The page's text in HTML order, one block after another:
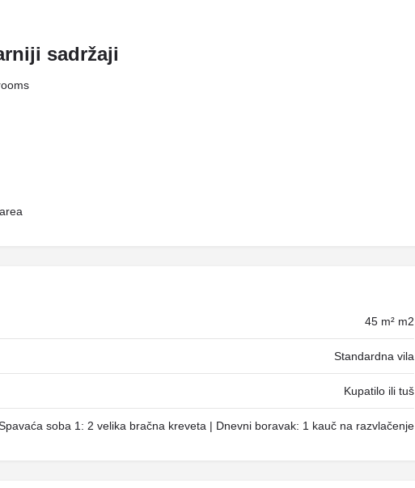
sadržaji
45 m² m2
Standardna vila
Kupatilo ili tuš
soba 1: 2 velika bračna kreveta | Dnevni boravak: 1 kauč na razvlačenje